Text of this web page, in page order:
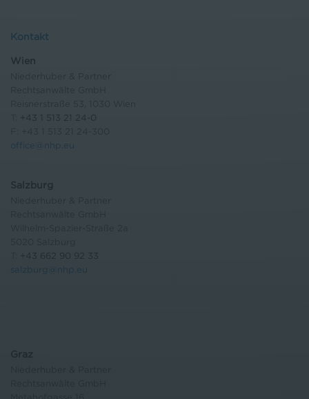
Kontakt
Wien
+43 1 513 21 24-0
office@nhp.eu
Salzburg
+43 662 90 92 33
salzburg@nhp.eu
Graz